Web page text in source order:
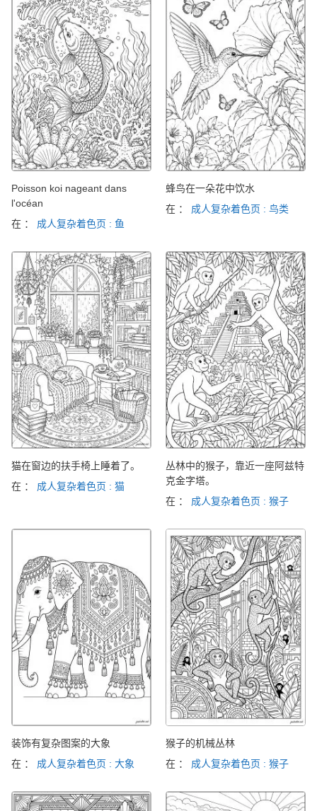
Poisson koi nageant dans
l'océan
在 ： 成人复杂着色页 : 鱼
蜂鸟在一朵花中饮水
在 ： 成人复杂着色页 : 鸟类
猫在窗边的扶手椅上睡着了。
在 ： 成人复杂着色页 : 猫
丛林中的猴子，靠近一座阿兹特
克金字塔。
在 ： 成人复杂着色页 : 猴子
装饰有复杂图案的大象
在 ： 成人复杂着色页 : 大象
猴子的机械丛林
在 ： 成人复杂着色页 : 猴子